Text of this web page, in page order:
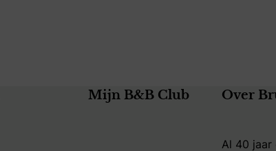
Mijn B&B Club Over
Al 40 jaar